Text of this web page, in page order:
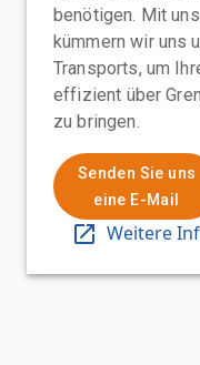
benötigen. Mit
kümmern wir uns
Transports, um
effizient über
zu bringen.
Senden Sie uns
eine E-Mail
Weitere